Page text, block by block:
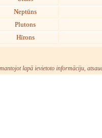
Neptūns
Plutons
Hīrons
lapā ievietoto informāciju,